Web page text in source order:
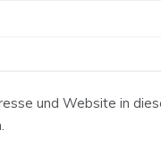
und Website in